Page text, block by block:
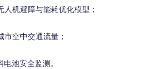
人机避障与能耗优化模型；
市空中交通流量；
池安全监测。